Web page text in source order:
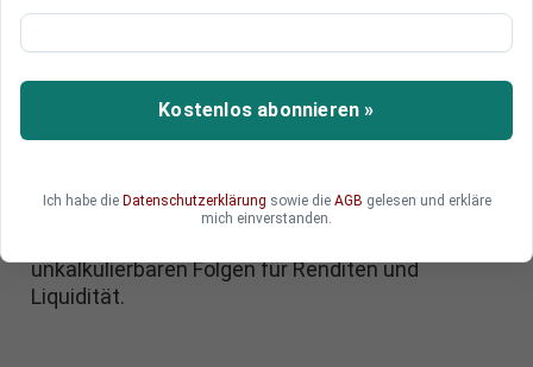
Rentenreform treibt Renditen
langfristiger Anleihen nach oben
zwei Billionen Euro auf den Kopf zu stellen. Fonds
unkalkulierbaren Folgen für Renditen und
Liquidität.
Kostenlos abonnieren »
Ich habe die Datenschutzerklärung sowie die AGB gelesen und erkläre
mich einverstanden.